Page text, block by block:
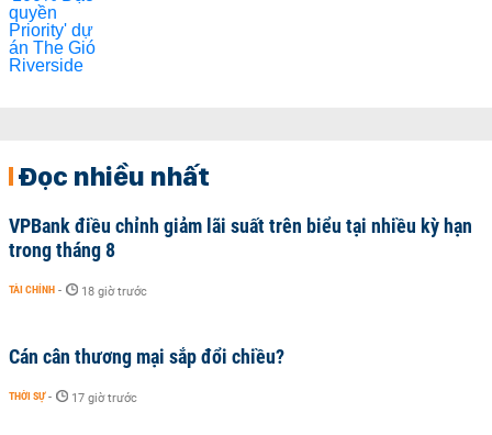
Đọc nhiều nhất
VPBank điều chỉnh giảm lãi suất trên biểu tại nhiều kỳ hạn
trong tháng 8
TÀI CHÍNH - 18 giờ trước
Cán cân thương mại sắp đổi chiều?
THỜI SỰ - 17 giờ trước